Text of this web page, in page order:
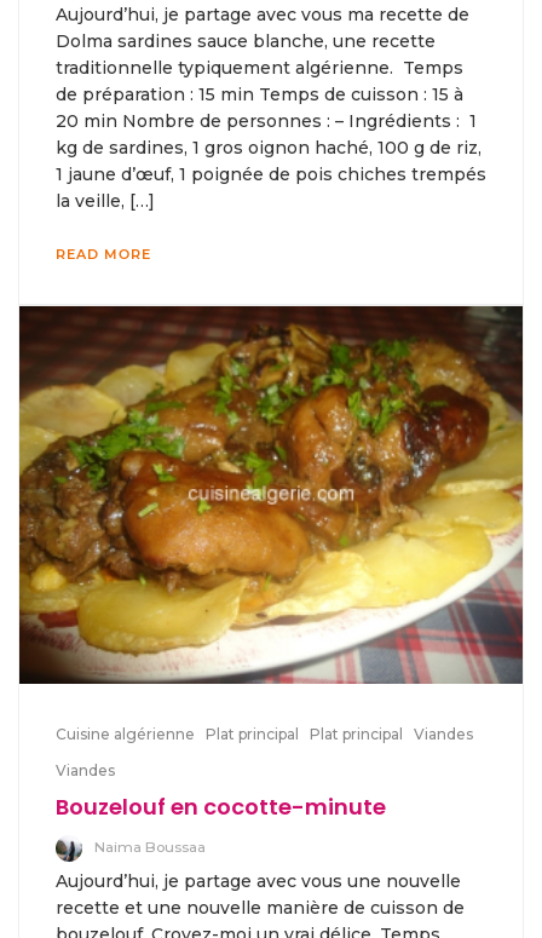
Aujourd’hui, je partage avec vous ma recette de
Dolma sardines sauce blanche, une recette
traditionnelle typiquement algérienne. Temps
de préparation : 15 min Temps de cuisson : 15 à
20 min Nombre de personnes : – Ingrédients : 1
kg de sardines, 1 gros oignon haché, 100 g de riz,
1 jaune d’œuf, 1 poignée de pois chiches trempés
la veille, […]
READ MORE
Cuisine algérienne Plat principal Plat principal
Viandes
Viandes
Bouzelouf en cocotte-minute
Naima Boussaa
Aujourd’hui, je partage avec vous une nouvelle
recette et une nouvelle manière de cuisson de